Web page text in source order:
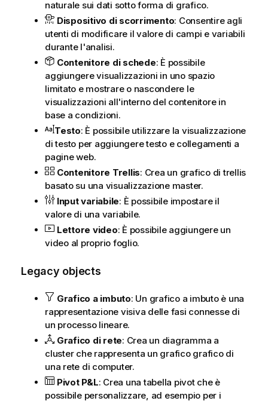
naturale sui dati sotto forma di grafico.
Dispositivo di scorrimento: Consentire agli
utenti di modificare il valore di campi e variabili
durante l'analisi.
Contenitore di schede: È possibile
aggiungere visualizzazioni in uno spazio
limitato e mostrare o nascondere le
visualizzazioni all'interno del contenitore in
base a condizioni.
Testo: È possibile utilizzare la visualizzazione
di testo per aggiungere testo e collegamenti a
pagine web.
Contenitore Trellis: Crea un grafico di trellis
basato su una visualizzazionemaster.
Input variabile: È possibile impostare il
valore di una variabile.
Lettore video: È possibile aggiungere un
video al proprio foglio.
Legacy objects
Grafico a imbuto: Un grafico a imbuto è una
rappresentazione visiva delle fasi connesse di
un processo lineare.
Grafico di rete: Crea un diagramma a
cluster che rappresenta un grafico grafico di
una rete di computer.
Pivot P&L: Crea una tabella pivot che è
possibile personalizzare, ad esempio per i